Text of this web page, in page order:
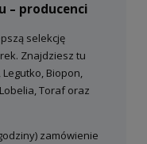
– producenci
selekcję
Znajdziesz tu
Biopon,
Toraf oraz
zamówienie